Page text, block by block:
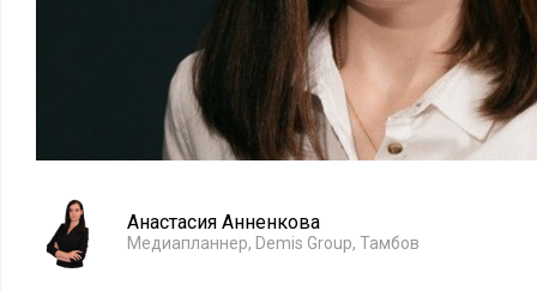
Анастасия Анненкова
Медиапланнер, Demis Group, Тамбов